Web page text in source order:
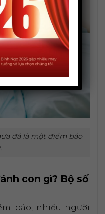
đá là một điềm báo
con gì? Bộ số
báo, nhiều người